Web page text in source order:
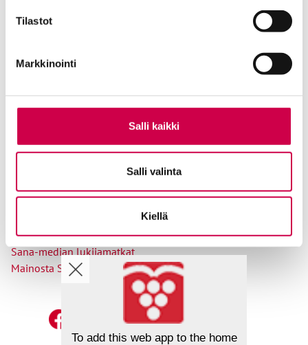
Tilastot
Markkinointi
Salli kaikki
Salli valinta
Kiellä
Tilausehdot
Osoitteenmuutokset
Ole meihin yhteydessä
Lähetä juttuvinkki
Suosittele Sanaa
Sana-median lukijamatkat
Mainosta Sana-mediassa
To add this web app to the home